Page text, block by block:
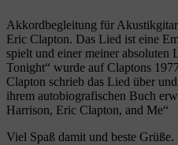
Akkordbegleitung für
Eric Clapton. Das Lied ist eine
spielt und einer meiner absoluten
Tonight“ wurde auf Claptons
Clapton schrieb das Lied über
ihrem autobiografischen Buch
Harrison, Eric Clapton, and Me“
Viel Spaß damit und beste Grüße.